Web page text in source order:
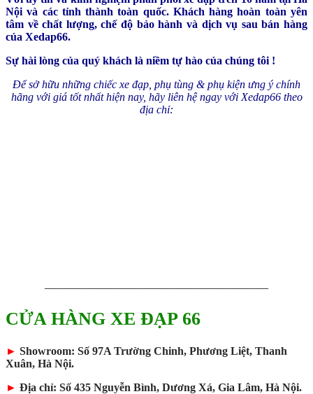
Nội và các tỉnh thành toàn quốc. Khách hàng hoàn toàn yên
tâm về chất lượng, chế độ bảo hành và dịch vụ sau bán hàng
của Xedap66.
Sự hài lòng của quý khách là niềm tự hào của chúng tôi !
Để sở hữu những chiếc xe đạp, phụ tùng & phụ kiện ưng ý chính
hãng với giá tốt nhất hiện nay, hãy liên hệ ngay với Xedap66 theo
địa chỉ:
————————————————————
CỬA HÀNG XE ĐẠP 66
► Showroom: Số 97A Trường Chinh, Phương Liệt, Thanh
Xuân, Hà Nội.
► Địa chỉ: Số 435 Nguyễn Bình, Dương Xá, Gia Lâm, Hà Nội.